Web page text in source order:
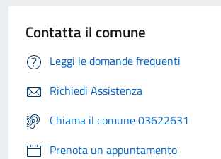
Contatta il comune
Leggi le domande frequenti
Richiedi Assistenza
Chiama il comune 03622631
Prenota un appuntamento